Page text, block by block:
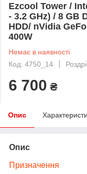
Ezcool Tower /
- 3.2 GHz) / 8 GB
HDD/ nVidia
400W
Немає в наявності
Код: 4750_14
6 700 ₴
Опис
Опис
Призначення